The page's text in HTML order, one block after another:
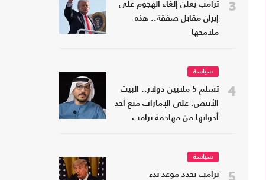
3
ترامب يعلن إلغاء الهجوم على
إيران مقابل صفقة.. هذه
ملامحها
4
سياسة
تسلم 5 ملايين دولار.. البيت
الأبيض: على الإمارات منع أحد
أدواتها من مهاجمة ترامب
5
سياسة
ترامب يحدد موعد بدء